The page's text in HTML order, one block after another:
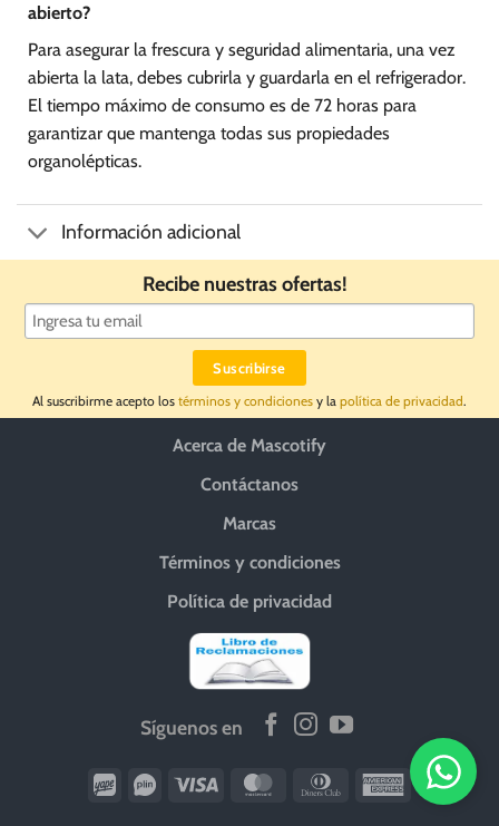
abierto?
Para asegurar la frescura y seguridad alimentaria, una vez
abierta la lata, debes cubrirla y guardarla en el refrigerador.
El tiempo máximo de consumo es de 72 horas para
garantizar que mantenga todas sus propiedades
organolépticas.
Información adicional
Recibe nuestras ofertas!
Al suscribirme acepto los términos y condiciones y la política de privacidad.
Acerca de Mascotify
Contáctanos
Marcas
Términos y condiciones
Política de privacidad
Síguenos en
Wirecard
Vipps Visa MasterCardDinners
American
Express